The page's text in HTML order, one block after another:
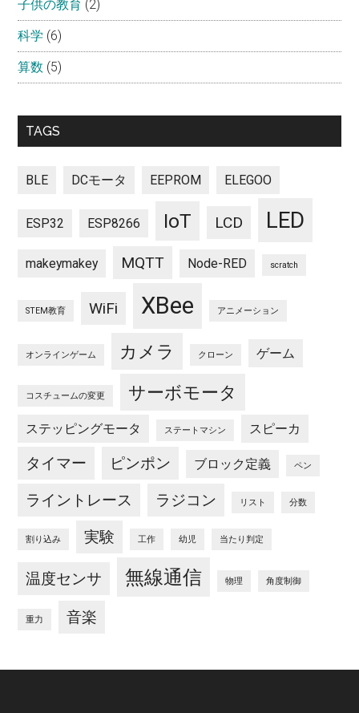
子供の教育 (2)
科学 (6)
算数 (5)
TAGS
BLE DCモータ EEPROM ELEGOO
ESP32 ESP8266 IoT LCD LED
makeymakey MQTT Node-RED scratch
STEM教育 WiFi XBee アニメーション
オンラインゲーム カメラ クローン ゲーム
コスチュームの変更 サーボモータ
ステッピングモータ ステートマシン スピーカ
タイマー ピンポン ブロック定義 ペン
ライントレース ラジコン リスト 分数
割り込み 実験 工作 幼児 当たり判定
温度センサ 無線通信 物理 角度制御
重力 音楽